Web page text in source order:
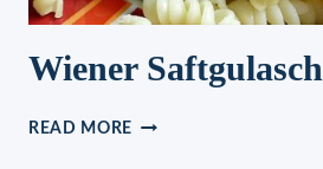
Wiener Saftgulasch
READ MORE WIENER